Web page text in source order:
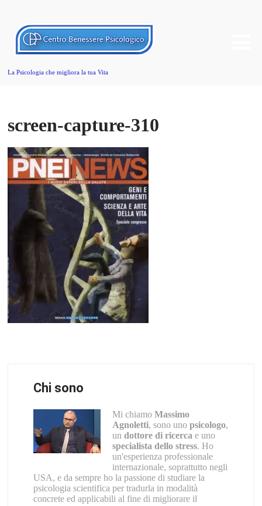
La Psicologia che migliora la tua Vita
screen-capture-310
Chi sono
Mi chiamo Massimo
Agnoletti, sono uno psicologo,
un dottore di ricerca e uno
specialista dello stress. Ho
un'esperienza professionale
internazionale, soprattutto negli
USA, e da sempre ho la passione di studiare la
psicologia scientifica per tradurla in modalità
concrete ed applicabili al fine di migliorare il